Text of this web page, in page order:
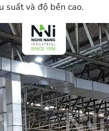
suất và độ bền cao.